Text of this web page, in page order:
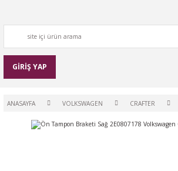
GİRİŞ YAP
ANASAYFA VOLKSWAGEN CRAFTER